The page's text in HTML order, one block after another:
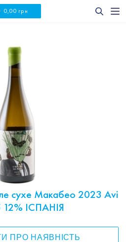
0,00 грн
сухе Макабео 2023 Avi
12% ІСПАНІЯ
ПРО НАЯВНІСТЬ